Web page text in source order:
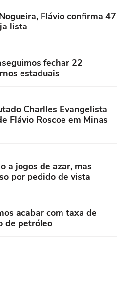
Flávio confirma 47
lista
fechar 22
estaduais
Charlles Evangelista
Flávio Roscoe em Minas
a jogos de azar, mas
por pedido de vista
acabar com taxa de
de petróleo